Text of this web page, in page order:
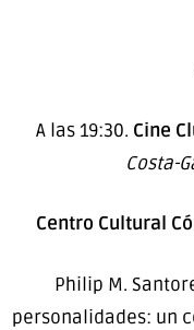
A las 19:30. Cine
Costa-
Centro Cultural
Philip M.
personalidades: un